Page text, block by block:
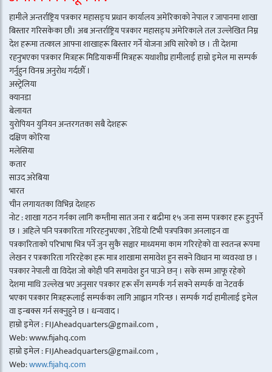
हामीले अन्तर्राष्ट्रिय पत्रकार महासङ्घ प्रधान कार्यालय अमेरिकाको नेपाल र जापानमा शाखा
बिस्तार गरिसकेका छौं। अब अन्तर्राष्ट्रिय पत्रकार महासङ्घ अमेरिकाले तल उल्लेखित निम्न
देश हरूमा तत्काल आफ्ना शाखाहरू बिस्तार गर्ने योजना अघि सारेको छ । ती देशमा
रहनुभएका पत्रकार मित्रहरू मिडियाकर्मी मित्रहरू यथाशीघ्र हामीलाई हाम्रो इमेल मा सम्पर्क
गर्नुहुन विनम्र अनुरोध गर्दछौँ ।
अस्ट्रेलिया
क्यानडा
बेलायत
युरोपियन युनियन अन्तरगतका सबै देशहरू
दक्षिण कोरिया
मलेसिया
कतार
साउद अरेबिया
भारत
चीन लगायतका विभिन्न देशहरु
नोट : शाखा गठन गर्नका लागि कम्तीमा सात जना र बढीमा १५ जना सम्म पत्रकार हरू हुनुपर्ने
छ । अहिले पनि पत्रकारिता गरिरहनुभएका , रेडियो टिभी पत्रपत्रिका अनलाइन वा
पत्रकारिताको परिभाषा भित्र पर्ने जुन सुकै सञ्चार माध्यममा काम गरिरहेको वा स्वतन्त्र रूपमा
लेखन र पत्रकारिता गरिरहेका हरू मात्र शाखामा समावेश हुन सक्ने विधान मा व्यवस्था छ ।
पत्रकार नेपाली वा विदेश जो कोही पनि समावेश हुन पाउने छन् । सके सम्म आफू रहेको
देशमा माथि उल्लेख भए अनुसार पत्रकार हरू सँग सम्पर्क गर्न सक्ने सम्पर्क वा नेटवर्क
भएका पत्रकार मित्रहरूलाई सम्पर्कका लागि आह्वान गरिन्छ । सम्पर्क गर्दा हामीलाई इमेल
वा इन्बक्स गर्न सक्नुहुने छ । धन्यवाद ।
हाम्रो इमेल : FIJAheadquarters@gmail.com ,
Web: www.fijahq.com
हाम्रो इमेल : FIJAheadquarters@gmail.com ,
Web:www.fijahq.com